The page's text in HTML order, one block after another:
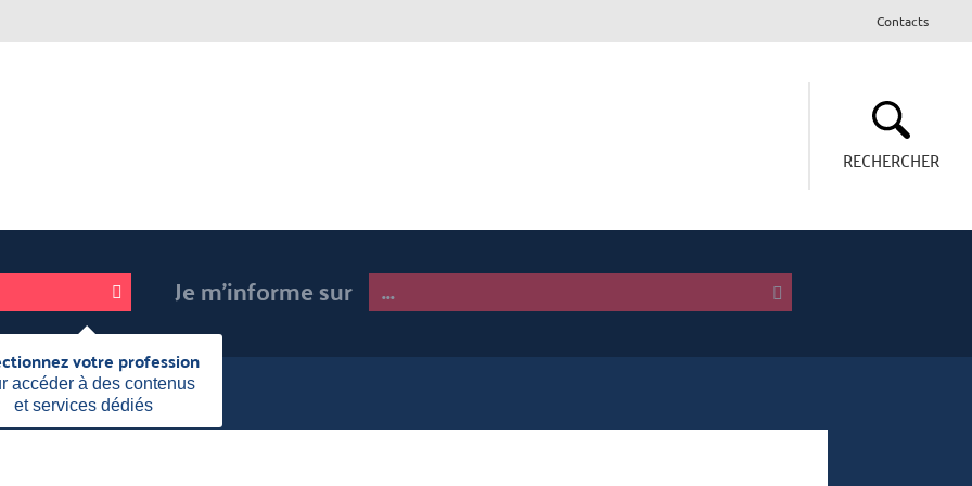
Contacts
RECHERCHER
Je m'informe sur
votre profession
accéder à des contenus
et services dédiés